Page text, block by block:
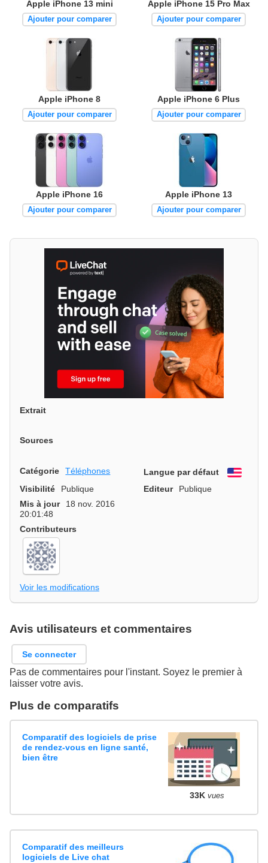
Apple iPhone 13 mini
Ajouter pour comparer
Apple iPhone 15 Pro Max
Ajouter pour comparer
Apple iPhone 8
Ajouter pour comparer
Apple iPhone 6 Plus
Ajouter pour comparer
Apple iPhone 16
Ajouter pour comparer
Apple iPhone 13
Ajouter pour comparer
Extrait
Sources
Catégorie Téléphones Langue par défaut
Visibilité
Publique Editeur
Publique
Mis à jour
18 nov. 2016
20:01:48
Contributeurs
Voir les modifications
Avis utilisateurs et commentaires
Se connecter
Pas de commentaires pour l'instant. Soyez le premier à
laisser votre avis.
Plus de comparatifs
Comparatif des logiciels de prise
de rendez-vous en ligne santé,
bien être
33K vues
Comparatif des meilleurs
logiciels de Live chat